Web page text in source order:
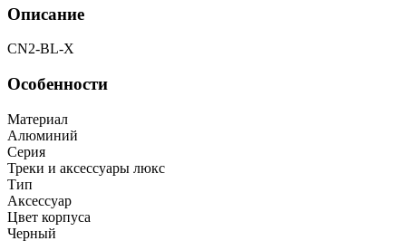
Описание
CN2-BL-X
Особенности
Материал
Алюминий
Серия
Треки и аксессуары люкс
Тип
Аксессуар
Цвет корпуса
Черный